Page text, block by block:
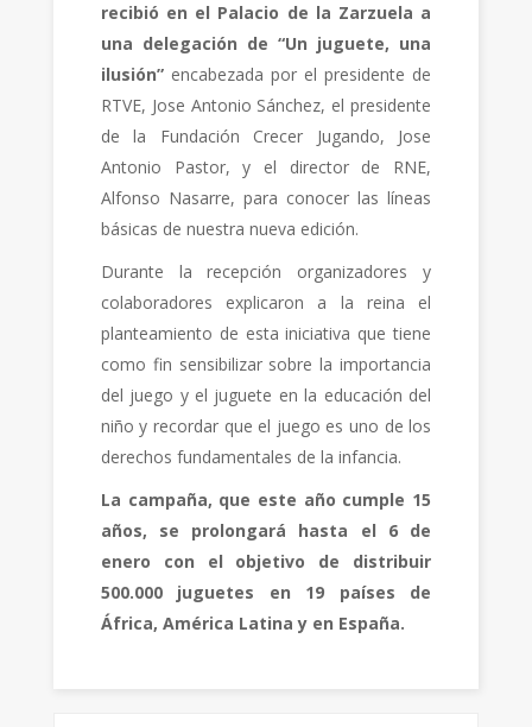
recibió en el Palacio de la Zarzuela a
una delegación de “Un juguete, una
ilusión” encabezada por el presidente de
RTVE, Jose Antonio Sánchez, el presidente
de la Fundación Crecer Jugando, Jose
Antonio Pastor, y el director de RNE,
Alfonso Nasarre, para conocer las líneas
básicas de nuestra nueva edición.
Durante la recepción organizadores y
colaboradores explicaron a la reina el
planteamiento de esta iniciativa que tiene
como fin sensibilizar sobre la importancia
del juego y el juguete en la educación del
niño y recordar que el juego es uno de los
derechos fundamentales de la infancia.
La campaña, que este año cumple 15
años, se prolongará hasta el 6 de
enero con el objetivo de distribuir
500.000 juguetes en 19 países de
África, América Latina y en España.